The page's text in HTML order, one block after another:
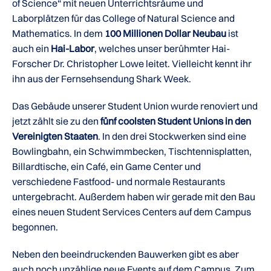
of Science“ mit neuen Unterrichtsräume und
Laborplätzen für das College of Natural Science and
Mathematics. In dem 100 Millionen Dollar Neubau ist
auch ein Hai-Labor, welches unser berühmter Hai-
Forscher Dr. Christopher Lowe leitet. Vielleicht kennt ihr
ihn aus der Fernsehsendung Shark Week.
Das Gebäude unserer Student Union wurde renoviert und
jetzt zählt sie zu den fünf coolsten Student Unions in den
Vereinigten Staaten. In den drei Stockwerken sind eine
Bowlingbahn, ein Schwimmbecken, Tischtennisplatten,
Billardtische, ein Café, ein Game Center und
verschiedene Fastfood- und normale Restaurants
untergebracht. Außerdem haben wir gerade mit den Bau
eines neuen Student Services Centers auf dem Campus
begonnen.
Neben den beeindruckenden Bauwerken gibt es aber